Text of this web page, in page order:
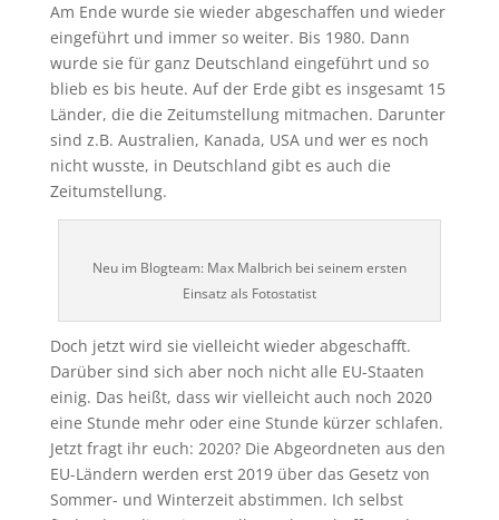
Am Ende wurde sie wieder abgeschaffen und wieder
eingeführt und immer so weiter. Bis 1980. Dann
wurde sie für ganz Deutschland eingeführt und so
blieb es bis heute. Auf der Erde gibt es insgesamt 15
Länder, die die Zeitumstellung mitmachen. Darunter
sind z.B. Australien, Kanada, USA und wer es noch
nicht wusste, in Deutschland gibt es auch die
Zeitumstellung.
Neu im Blogteam: Max Malbrich bei seinem ersten
Einsatz als Fotostatist
Doch jetzt wird sie vielleicht wieder abgeschafft.
Darüber sind sich aber noch nicht alle EU-Staaten
einig. Das heißt, dass wir vielleicht auch noch 2020
eine Stunde mehr oder eine Stunde kürzer schlafen.
Jetzt fragt ihr euch: 2020? Die Abgeordneten aus den
EU-Ländern werden erst 2019 über das Gesetz von
Sommer- und Winterzeit abstimmen. Ich selbst